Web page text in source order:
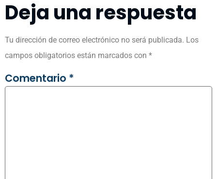
Deja una respuesta
Tu dirección de correo electrónico no será publicada. Los
campos obligatorios están marcados con *
Comentario *